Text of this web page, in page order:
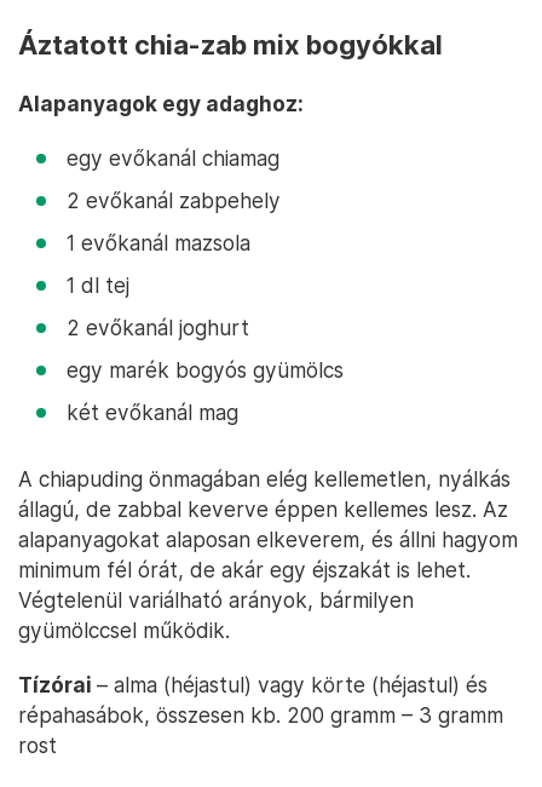
Áztatott chia-zab mix bogyókkal
Alapanyagok egy adaghoz:
egy evőkanál chiamag
2 evőkanál zabpehely
1 evőkanál mazsola
1 dl tej
2 evőkanál joghurt
egy marék bogyós gyümölcs
két evőkanál mag
A chiapuding önmagában elég kellemetlen, nyálkás
állagú, de zabbal keverve éppen kellemes lesz. Az
alapanyagokat alaposan elkeverem, és állni hagyom
minimum fél órát, de akár egy éjszakát is lehet.
Végtelenül variálható arányok, bármilyen
gyümölccsel működik.
Tízórai – alma (héjastul) vagy körte (héjastul) és
répahasábok, összesen kb. 200 gramm – 3 gramm
rost